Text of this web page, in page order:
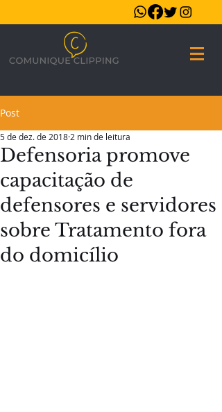
Post
Defensoria promove
capacitação de
defensores e servidores
sobre Tratamento fora
do domicílio
5 de dez. de 2018 2 min de leitura